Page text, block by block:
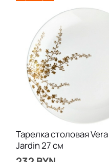
Тарелка столовая
Jardin 27 см